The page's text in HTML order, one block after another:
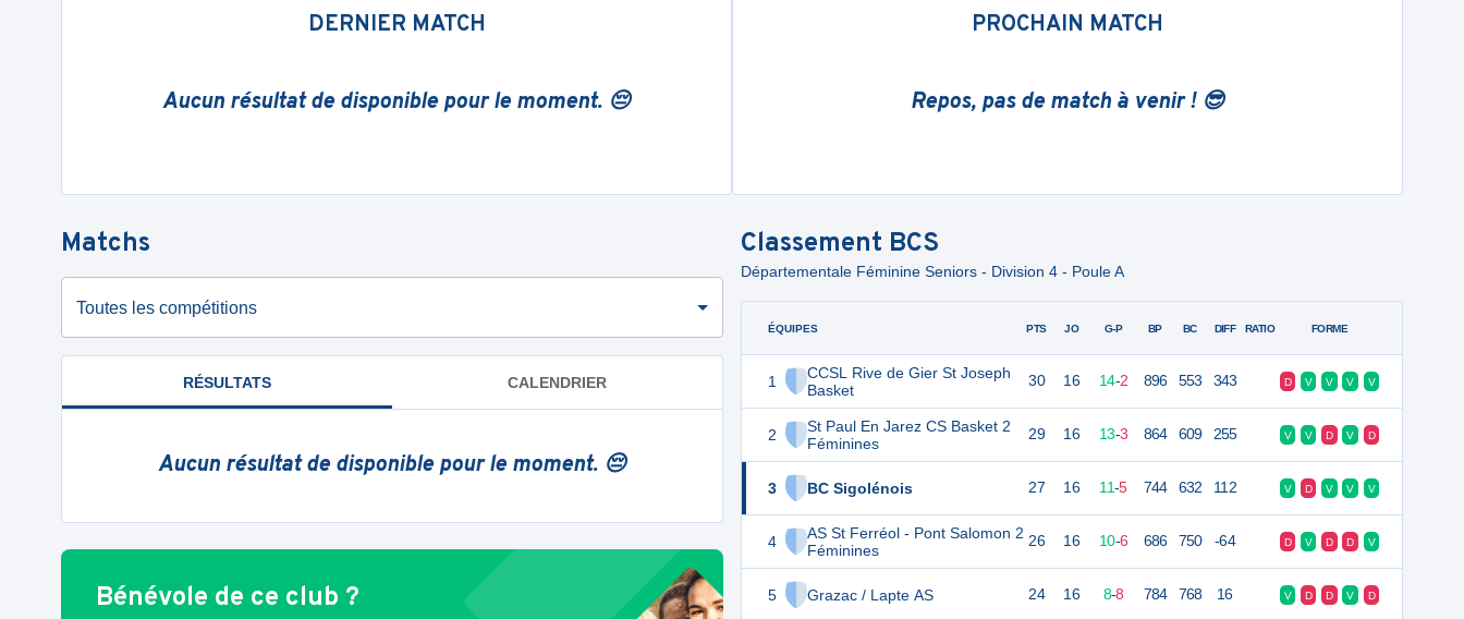
DERNIER MATCH
Aucun résultat de disponible pour le moment. 😔
PROCHAIN MATCH
Repos, pas de match à venir ! 😎
Matchs
Toutes les compétitions
RÉSULTATS CALENDRIER
Aucun résultat de disponible pour le moment. 😔
Bénévole de ce club ?
Classement BCS
Départementale Féminine Seniors - Division 4 - Poule A
ÉQUIPES
1
CCSL Rive de Gier St Joseph
Basket
2
St Paul En Jarez CS Basket 2
Féminines
3 BC Sigolénois
4
AS St Ferréol - Pont Salomon 2
Féminines
5 Grazac / Lapte AS
PTS JO G-P BP BC DIFF RATIO FORME
30 16 14-2 896 553 343 D V V V V
29 16 13-3 864 609 255 V V D V D
27 16 11-5 744 632 112 V D V V V
26 16 10-6 686 750 -64 D V D D V
24 16 8-8 784 768 16 V D D V D